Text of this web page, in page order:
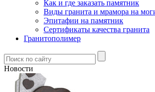
Как и где заказать памятник
Виды гранита и мрамора на
Эпитафии на памятник
Сертификаты качества гранита
Гранитополимер
Новости